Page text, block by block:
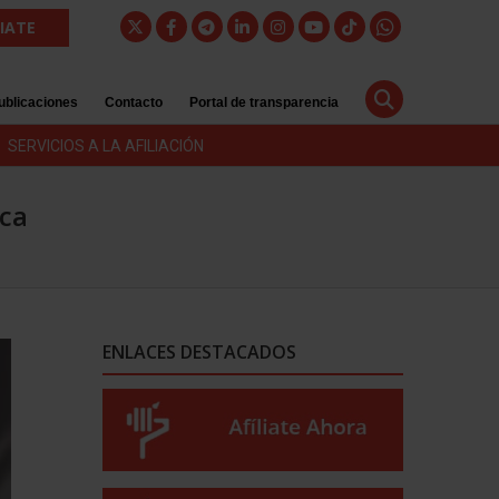
Contacto Portal de transparencia
SERVICIOS A LA AFILIACIÓN
ENLACES DESTACADOS